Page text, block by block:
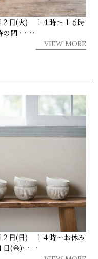
２日(火) １４時～１６時
の間 ……
VIEW MORE
２日(日) １４時～お休み
日(金)……